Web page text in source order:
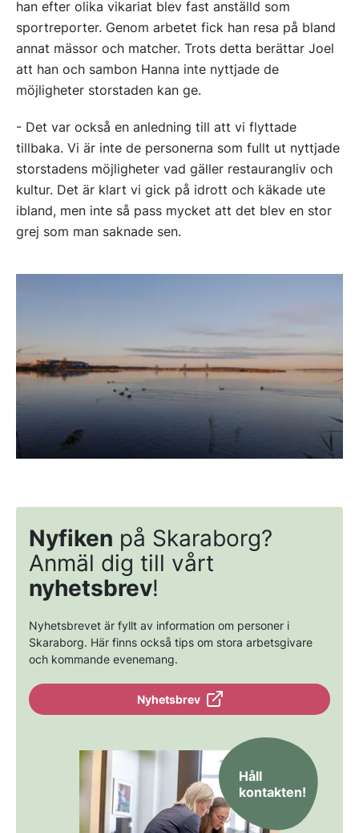
han efter olika vikariat blev fast anställd som
sportreporter. Genom arbetet fick han resa på bland
annat mässor och matcher. Trots detta berättar Joel
att han och sambon Hanna inte nyttjade de
möjligheter storstaden kan ge.
- Det var också en anledning till att vi flyttade
tillbaka. Vi är inte de personerna som fullt ut nyttjade
storstadens möjligheter vad gäller restaurangliv och
kultur. Det är klart vi gick på idrott och käkade ute
ibland, men inte så pass mycket att det blev en stor
grej som man saknade sen.
Nyfiken på Skaraborg?
Anmäl dig till vårt
nyhetsbrev!
Nyhetsbrevet är fyllt av information om personer i
Skaraborg. Här finns också tips om stora arbetsgivare
och kommande evenemang.
Nyhetsbrev
Håll
kontakten!